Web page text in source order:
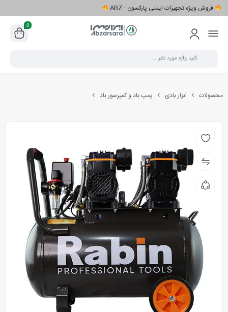
فروش ویژه تجهیزات ایمنی پارکسون - ABZ
0
محصولات ابزار بادی پمپ باد و کمپرسور باد